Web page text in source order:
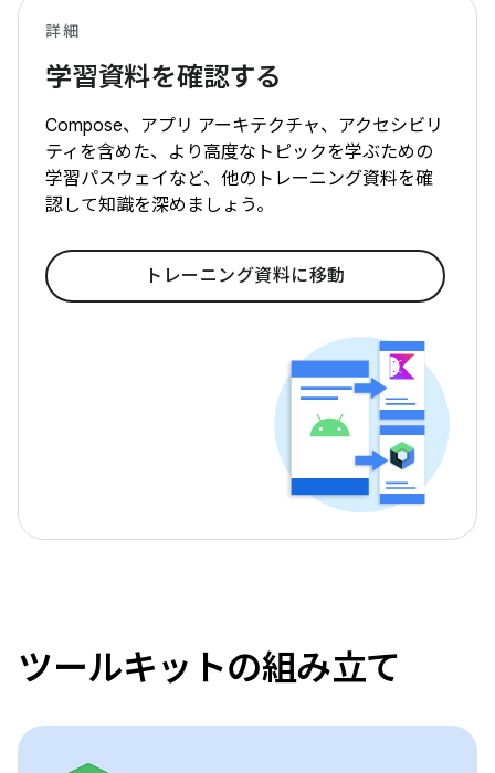
詳細
学習資料を確認する
Compose、アプリ アーキテクチャ、アクセシビリ
ティを含めた、より高度なトピックを学ぶための
学習パスウェイなど、他のトレーニング資料を確
認して知識を深めましょう。
トレーニング資料に移動
ツールキットの組み立て